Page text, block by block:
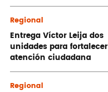
Regional
Entrega Víctor Leija dos
unidades para fortalecer
atención ciudadana
Regional